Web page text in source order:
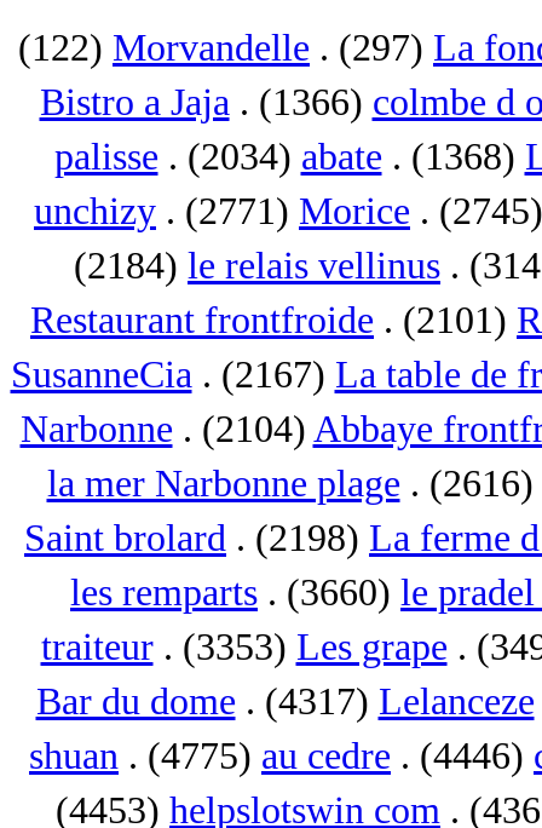
(122) Morvandelle . (297) La
Bistro a Jaja. (1366) colmbe d
palisse . (2034) abate . (1368)
unchizy . (2771) Morice .
(2184) le relais vellinus .
Restaurant frontfroide . (2101)
SusanneCia. (2167) La table de
Narbonne . (2104) Abbaye
la mer Narbonne plage . (2616)
Saint brolard . (2198) La ferme
les remparts . (3660) le
traiteur. (3353) Les grape .
Bar du dome . (4317) Lelanceze
shuan . (4775) au cedre . (4446)
(4453) helpslotswin com .